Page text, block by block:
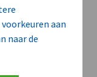
aan
naar de